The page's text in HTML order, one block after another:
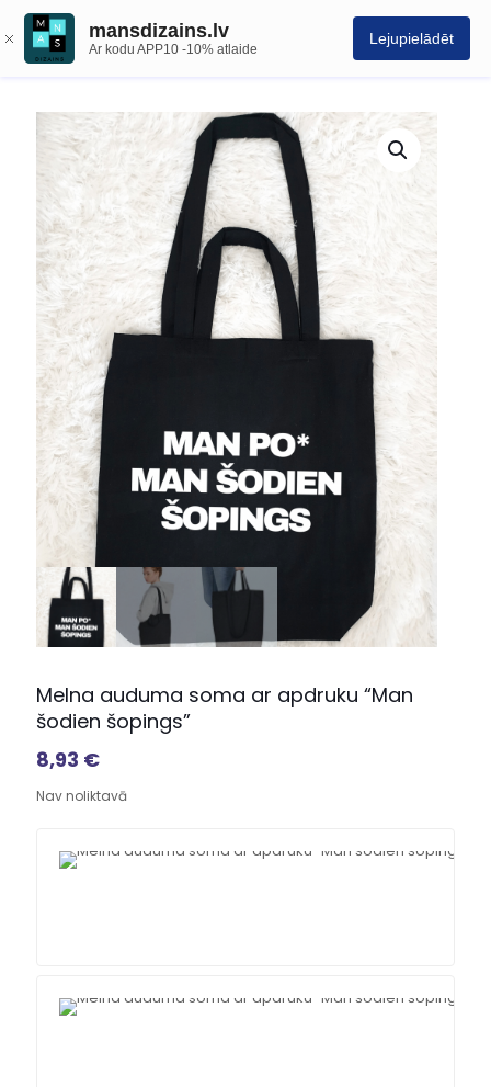
mansdizains.lv
Ar kodu APP10 -10% atlaide
Lejupielādēt
Melna auduma soma ar apdruku “Man
šodien šopings”
8,93 €
Nav noliktavā